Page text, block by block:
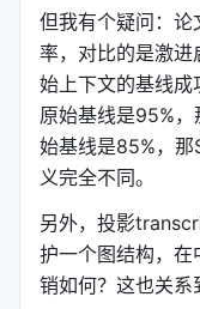
三、实验：
成功率
论文在33-
set，不是平均
指标
平均剪枝率
任务成功率
但我有个疑问：
率，对比的是激进
始上下文的基线成
原始基线是95%
始基线是85%，
义完全不同。
另外，投影
护一个图结构，
销如何？这也关系